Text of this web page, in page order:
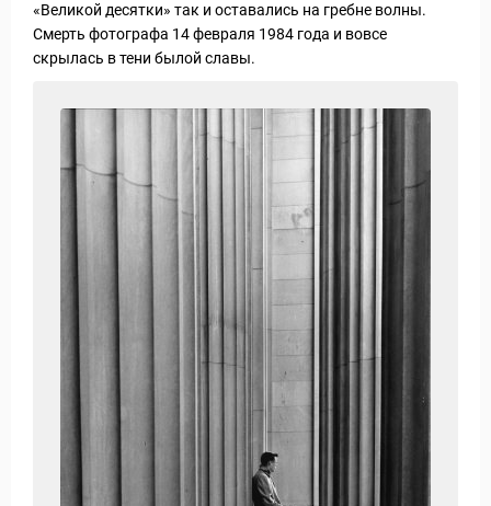
«Великой десятки» так и оставались на гребне волны.
Смерть фотографа 14 февраля 1984 года и вовсе
скрылась в тени былой славы.